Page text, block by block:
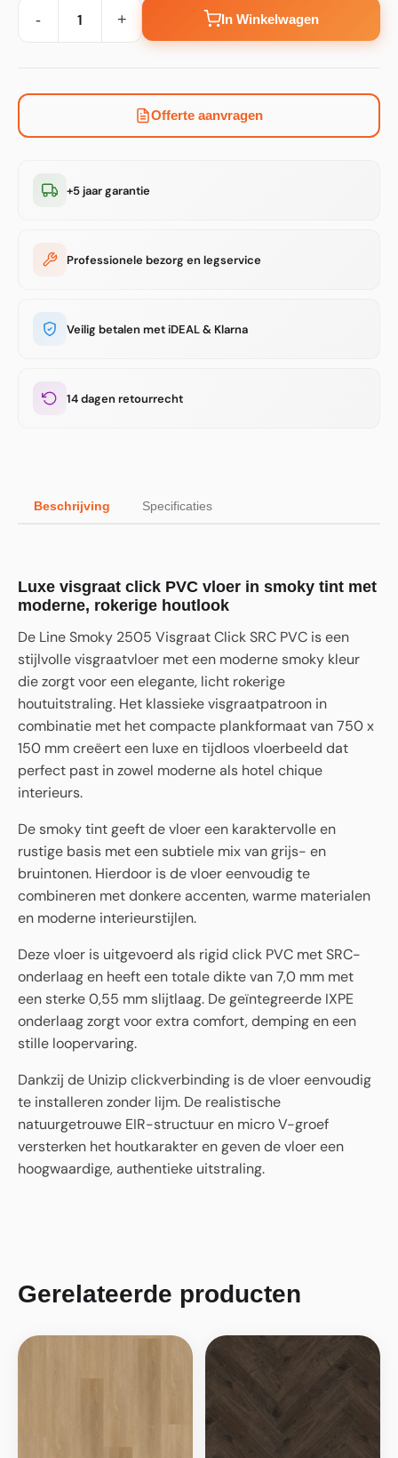
- + In Winkelwagen
Offerte aanvragen
+5 jaar garantie
Professionele bezorg en legservice
Veilig betalen met iDEAL & Klarna
14 dagen retourrecht
Beschrijving Specificaties
Luxe visgraat click PVC vloer in smoky tint met
moderne, rokerige houtlook
De Line Smoky 2505 Visgraat Click SRC PVC is een
stijlvolle visgraatvloer met een moderne smoky kleur
die zorgt voor een elegante, licht rokerige
houtuitstraling. Het klassieke visgraatpatroon in
combinatie met het compacte plankformaat van 750 x
150 mm creëert een luxe en tijdloos vloerbeeld dat
perfect past in zowel moderne als hotel chique
interieurs.
De smoky tint geeft de vloer een karaktervolle en
rustige basis met een subtiele mix van grijs- en
bruintonen. Hierdoor is de vloer eenvoudig te
combineren met donkere accenten, warme materialen
en moderne interieurstijlen.
Deze vloer is uitgevoerd als rigid click PVC met SRC-
onderlaag en heeft een totale dikte van 7,0 mm met
een sterke 0,55 mm slijtlaag. De geïntegreerde IXPE
onderlaag zorgt voor extra comfort, demping en een
stille loopervaring.
Dankzij de Unizip clickverbinding is de vloer eenvoudig
te installeren zonder lijm. De realistische
natuurgetrouwe EIR-structuur en micro V-groef
versterken het houtkarakter en geven de vloer een
hoogwaardige, authentieke uitstraling.
Gerelateerde producten